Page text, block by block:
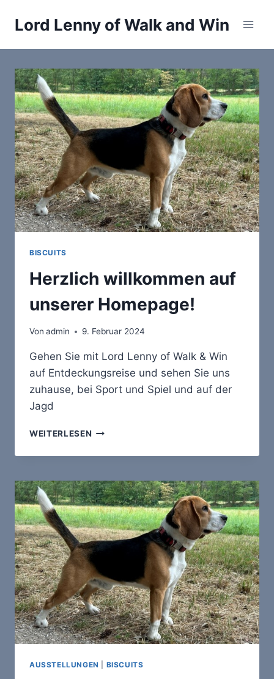
InhaltLord Lenny of Walk and Win
BISCUITS
Herzlich willkommen auf
unserer Homepage!
Von admin 9. Februar 2024
Gehen Sie mit Lord Lenny of Walk & Win
auf Entdeckungsreise und sehen Sie uns
zuhause, bei Sport und Spiel und auf der
Jagd
WEITERLESEN HERZLICH
AUF
HOMEPAGE!
AUSSTELLUNGEN BISCUITS